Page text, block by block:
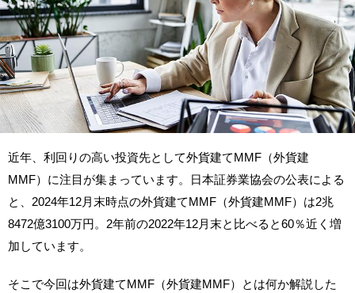
近年、利回りの高い投資先として外貨建てMMF（外貨建
MMF）に注目が集まっています。日本証券業協会の公表による
と、2024年12月末時点の外貨建てMMF（外貨建MMF）は2兆
8472億3100万円。2年前の2022年12月末と比べると60％近く増
加しています。
そこで今回は外貨建てMMF（外貨建MMF）とは何か解説した